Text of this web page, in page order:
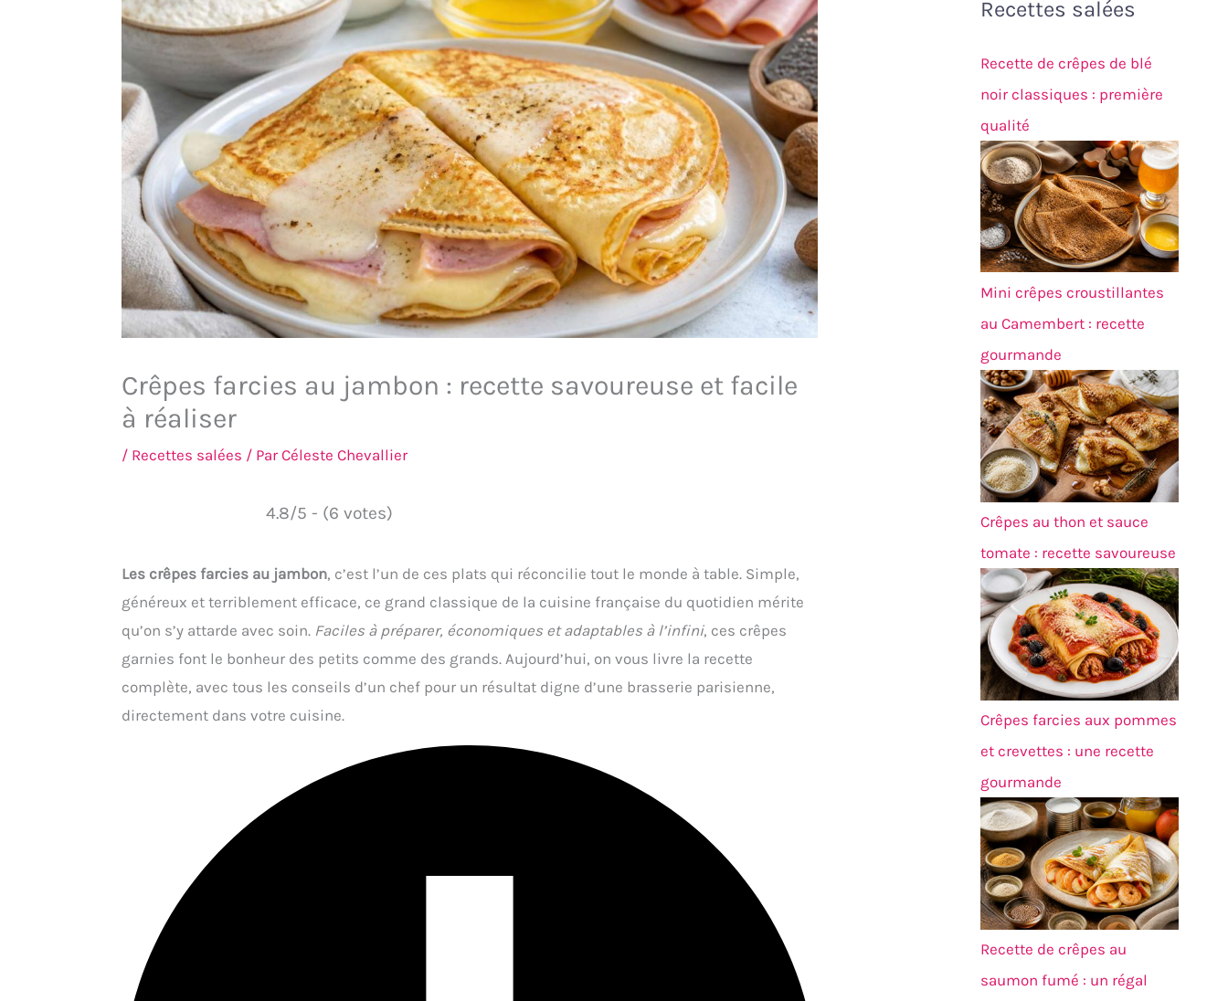
Crêpes farcies au jambon : recette savoureuse et facile
à réaliser
/ Recettes salées / ParCéleste Chevallier
4.8/5 - (6 votes)
Les crêpes farcies au jambon, c’est l’un de ces plats qui réconcilie tout le monde à table. Simple,
généreux et terriblement efficace, ce grand classique de la cuisine française du quotidien mérite
qu’on s’y attarde avec soin. Faciles à préparer, économiques et adaptables à l’infini, ces crêpes
garnies font le bonheur des petits comme des grands. Aujourd’hui, on vous livre la recette
complète, avec tous les conseils d’un chef pour un résultat digne d’une brasserie parisienne,
directement dans votre cuisine.
Recettes salées
Recette de crêpes de blé
noir classiques : première
qualité
Mini crêpes croustillantes
au Camembert : recette
gourmande
Crêpes au thon et sauce
tomate : recette savoureuse
Crêpes farcies aux pommes
et crevettes : une recette
gourmande
Recette de crêpes au
saumon fumé : un régal